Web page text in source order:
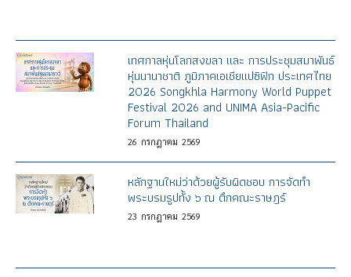
เทศกาลหุ่นโลกสงขลา และ การประชุมสมาพันธ์
หุ่นนานาชาติ ภูมิภาคเอเชียแปซิฟิก ประเทศไทย
2026 Songkhla Harmony World Puppet
Festival 2026 and UNIMA Asia-Pacific
Forum Thailand
26 กรกฎาคม 2569
หลักฐานใหม่ว่าด้วยผู้รับผิดชอบ การจัดทำ
พระบรมรูปทั้ง ๖ ณ ตึกคณะราษฎร์
23 กรกฎาคม 2569